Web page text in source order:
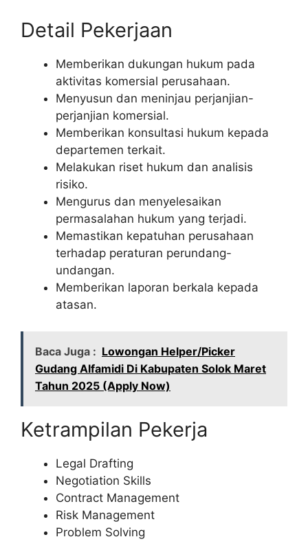
Detail Pekerjaan
Memberikan dukungan hukum pada
aktivitas komersial perusahaan.
Menyusun dan meninjau perjanjian-
perjanjian komersial.
Memberikan konsultasi hukum kepada
departemen terkait.
Melakukan riset hukum dan analisis
risiko.
Mengurus dan menyelesaikan
permasalahan hukum yang terjadi.
Memastikan kepatuhan perusahaan
terhadap peraturan perundang-
undangan.
Memberikan laporan berkala kepada
atasan.
Baca Juga : Lowongan Helper/Picker
Gudang Alfamidi Di Kabupaten Solok Maret
Tahun 2025 (Apply Now)
Ketrampilan Pekerja
Legal Drafting
Negotiation Skills
Contract Management
Risk Management
Problem Solving